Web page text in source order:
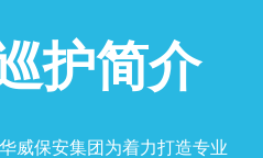
护简介
威保安集团为着力打造专业